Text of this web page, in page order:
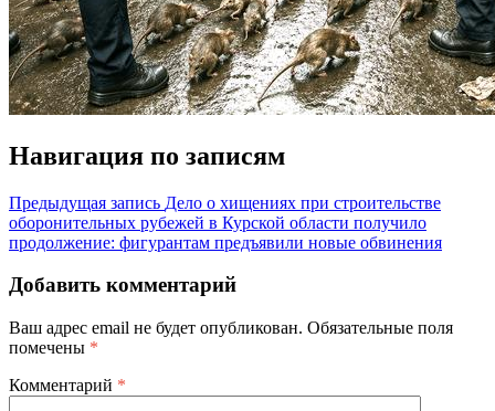
Навигация по записям
Предыдущая запись Дело о хищениях при строительстве
оборонительных рубежей в Курской области получило
продолжение: фигурантам предъявили новые обвинения
Добавить комментарий
Ваш адрес email не будет опубликован. Обязательные поля
помечены *
Комментарий *